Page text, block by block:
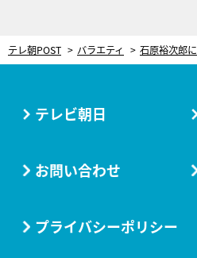
テレ朝POST バラエティ
テレビ朝日
お問い合わせ
プライバシーポリシー